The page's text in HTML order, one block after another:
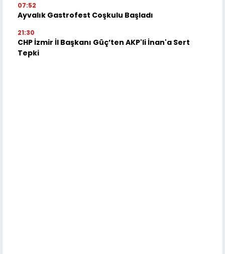
07:52
Ayvalık Gastrofest Coşkulu Başladı
21:30
CHP İzmir İl Başkanı Güç’ten AKP'li İnan'a Sert
Tepki